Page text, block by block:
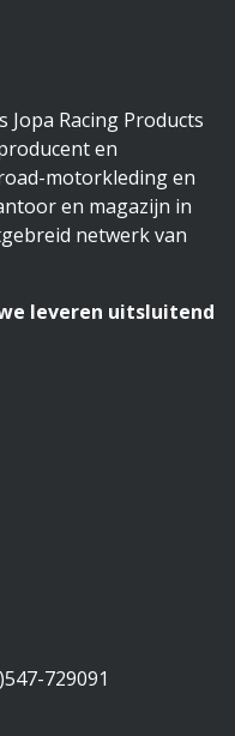
Racing Products
en
motorkleding en
en magazijn in
netwerk van
leveren uitsluitend
729091